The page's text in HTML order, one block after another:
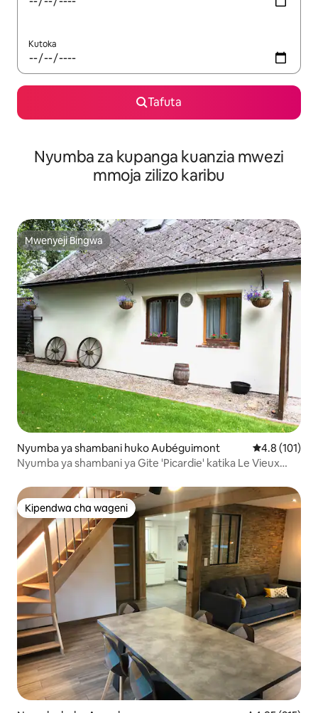
Kutoka
Tafuta
Nyumba za kupanga kuanzia mwezi
mmoja zilizo karibu
Mwenyeji Bingwa
Mwenyeji Bingwa
Nyumba ya shambani huko Aubéguimont Ukadiriaji wa
4.8 (101)
Nyumba ya shambani ya Gite 'Picardie' katika Le Vieux
Kipendwa cha wageni
Kipendwa cha wageni